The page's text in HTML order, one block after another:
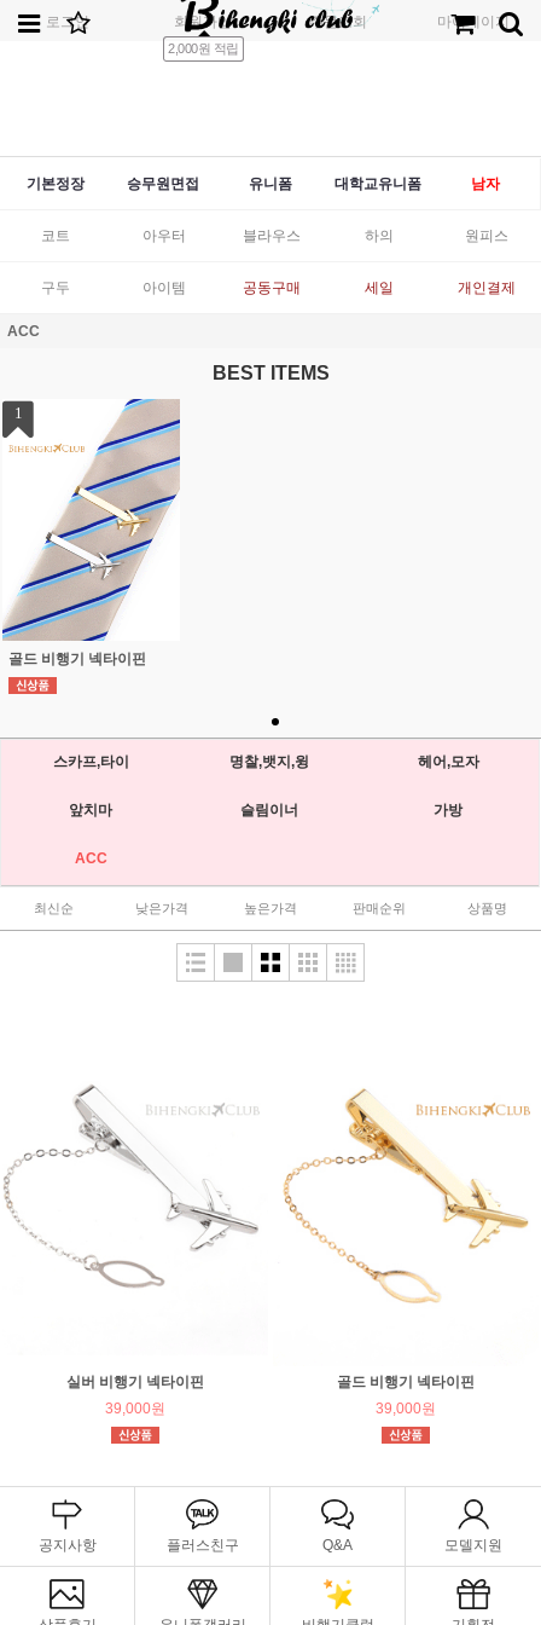
로그인 회원가입
2,000원 적립
주문조회 마이페이지
기본정장 승무원면접 유니폼 대학교유니폼 남자
코트 아우터 블라우스 하의 원피스
구두 아이템 공동구매 세일 개인결제
ACC
BEST ITEMS
1
골드 비행기 넥타이핀
스카프,타이 명찰,뱃지,윙 헤어,모자
앞치마 슬림이너 가방
ACC
최신순 낮은가격 높은가격 판매순위 상품명
실버 비행기 넥타이핀
39,000원
골드 비행기 넥타이핀
39,000원
공지사항 플러스친구 Q&A 모델지원